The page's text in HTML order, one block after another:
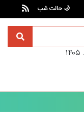
🌙 حالت شب